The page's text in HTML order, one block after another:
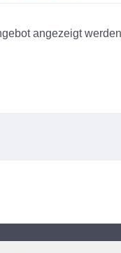
angezeigt werden